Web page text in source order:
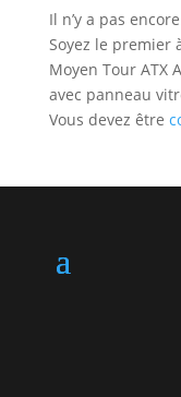
Il n’y a pas encore
Soyez le premier
Moyen Tour ATX
avec panneau
Vous devez être